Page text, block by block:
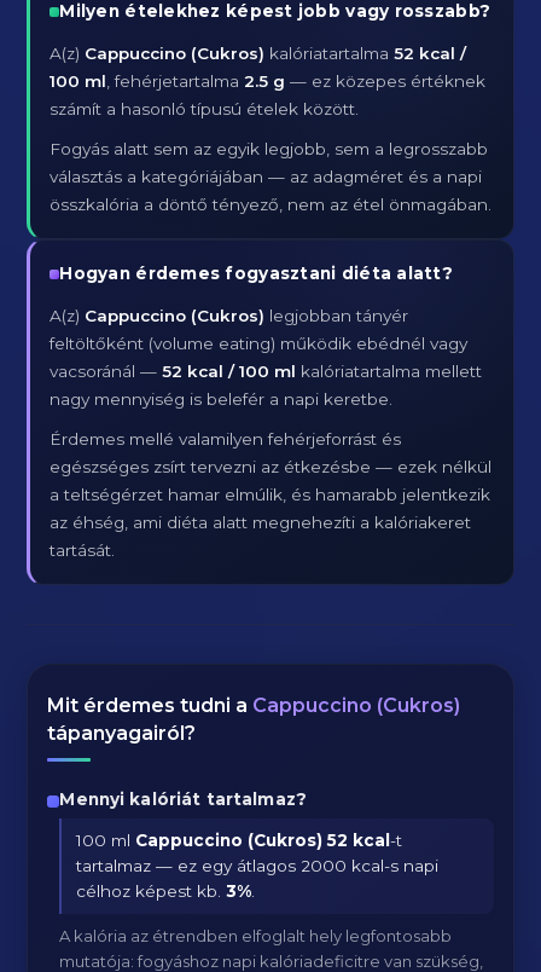
Milyen ételekhez képest jobb vagy rosszabb?
A(z) Cappuccino (Cukros) kalóriatartalma52 kcal /
100 ml , fehérjetartalma2.5 g — ez közepes értéknek
számít a hasonló típusú ételek között.
Fogyás alatt sem az egyik legjobb, sem a legrosszabb
választás a kategóriájában — az adagméret és a napi
összkalória a döntő tényező, nem az étel önmagában.
Hogyan érdemes fogyasztani diéta alatt?
A(z) Cappuccino (Cukros) legjobban tányér
feltöltőként (volume eating) működik ebédnél vagy
vacsoránál —52 kcal / 100 ml kalóriatartalma mellett
nagy mennyiség is belefér a napi keretbe.
Érdemes mellé valamilyen fehérjeforrást és
egészséges zsírt tervezni az étkezésbe — ezek nélkül
a teltségérzet hamar elmúlik, és hamarabb jelentkezik
az éhség, ami diéta alatt megnehezíti a kalóriakeret
tartását.
Mit érdemes tudni a Cappuccino (Cukros)
tápanyagairól?
Mennyi kalóriát tartalmaz?
100 ml Cappuccino (Cukros) 52 kcal-t
tartalmaz — ez egy átlagos 2000 kcal-s napi
célhoz képest kb.3%
A kalória az étrendben elfoglalt hely legfontosabb
mutatója: fogyáshoz napi kalóriadeficitre van szükség,